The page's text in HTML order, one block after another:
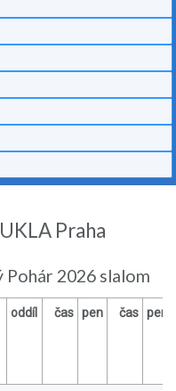
Praha
2026 slalom
oddíl čas pen čas pen